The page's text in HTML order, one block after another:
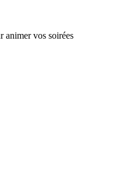
animer vos soirées